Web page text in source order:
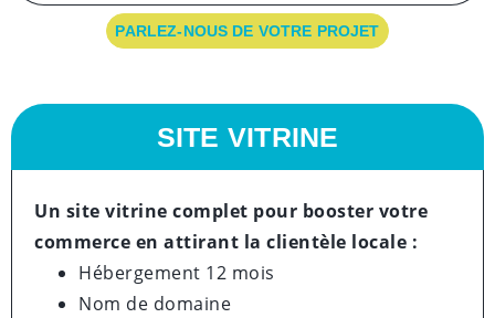
PARLEZ-NOUS DE VOTRE PROJET
SITE VITRINE
Un site vitrine complet pour booster votre
commerce en attirant la clientèle locale :
Hébergement 12 mois
Nom de domaine